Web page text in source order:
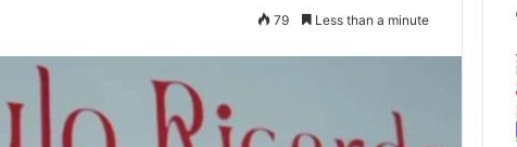
79 Less than a minute